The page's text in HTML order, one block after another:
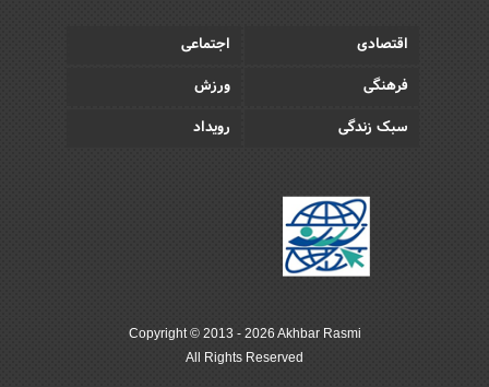
اقتصادی
اجتماعی
فرهنگی
ورزش
سبک زندگی
رویداد
Copyright © 2013 - 2026 Akhbar Rasmi
All Rights Reserved